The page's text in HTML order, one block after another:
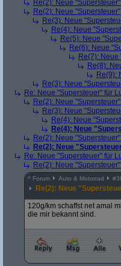
Re(2): Neue
Re(2): Neue
Re(3): Neue
Re(4): Neue
Re(5): Neue
Re(6): Neue
Re(7):
Re(8):
Re(9):
Re(3): Neue
Re: Neue "Supersteuer" für
Re(2): Neue
Re(3): Neue
Re(4): Neue
Re(4): Neue
Re(2): Neue
Re(2): Neue
Re: Neue "Supersteuer" für
Re(2): Neue
^ Forum Auto & Motorrad #
Re(2): Neue
120g/km schaffst net amal
die mir bekannt sind.